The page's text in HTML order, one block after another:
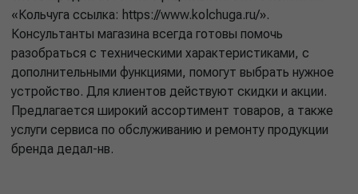
«Кольчуга ссылка: https://www.kolchuga.ru/».
Консультанты магазина всегда готовы помочь
разобраться с техническими характеристиками, с
дополнительными функциями, помогут выбрать нужное
устройство. Для клиентов действуют скидки и акции.
Предлагается широкий ассортимент товаров, а также
услуги сервиса по обслуживанию и ремонту продукции
бренда дедал-нв.